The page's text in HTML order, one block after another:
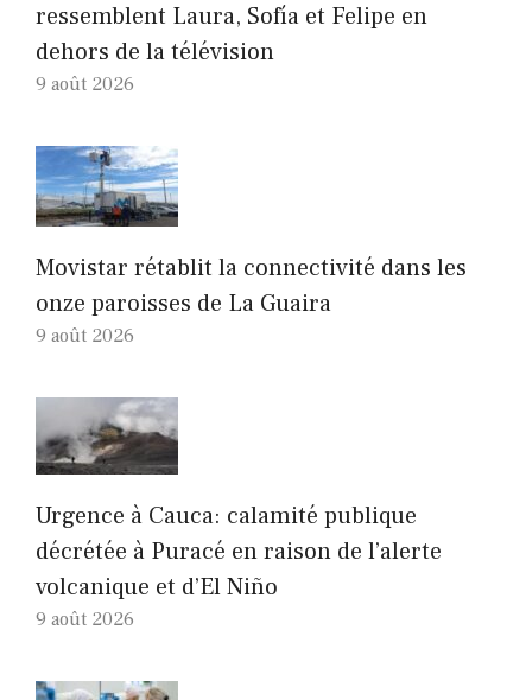
ressemblent Laura, Sofía et Felipe en
dehors de la télévision
9 août 2026
Movistar rétablit la connectivité dans les
onze paroisses de La Guaira
9 août 2026
Urgence à Cauca: calamité publique
décrétée à Puracé en raison de l’alerte
volcanique et d’El Niño
9 août 2026